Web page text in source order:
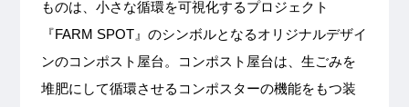
ものは、小さな循環を可視化するプロジェクト
『FARM SPOT』のシンボルとなるオリジナルデザイ
ンのコンポスト屋台。コンポスト屋台は、生ごみを
堆肥にして循環させるコンポスターの機能をもつ装